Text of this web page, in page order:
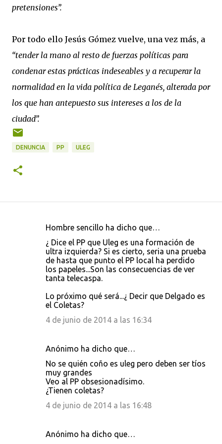
pretensiones”.
Por todo ello Jesús Gómez vuelve, una vez más, a
“tender la mano al resto de fuerzas políticas para
condenar estas prácticas indeseables y a recuperar la
normalidad en la vida política de Leganés, alterada por
los que han antepuesto sus intereses a los de la
ciudad”.
DENUNCIA PP ULEG
Hombre sencillo ha dicho que…
¿ Dice el PP que Uleg es una formación de
ultra izquierda? Si es cierto, seria una prueba
de hasta que punto el PP local ha perdido
los papeles...Son las consecuencias de ver
tanta telecaspa.
Lo próximo qué será...¿ Decir que Delgado es
el Coletas?
4 de junio de 2014 a las 16:34
Anónimo ha dicho que…
No se quién coño es uleg pero deben ser tíos
muy grandes
Veo al PP obsesionadísimo.
¿Tienen coletas?
4 de junio de 2014 a las 16:48
Anónimo ha dicho que…